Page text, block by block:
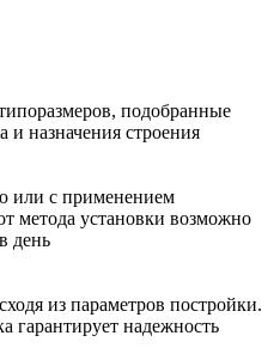
подобранные
и назначения строения
или с применением
метода установки возможно
день
из параметров постройки.
гарантирует надежность